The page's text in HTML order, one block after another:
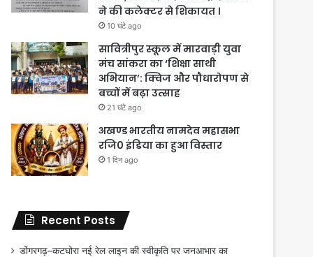
ने की कलेक्टर से शिकायत ।
10 घंटे ago
सावित्रीपुर स्कूल में मारवाड़ी युवा
मंच सांकरा का ‘शिक्षा साथी
अभियान’: क्विज और पौधारोपण से
बच्चों में बढ़ा उत्साह
21 घंटे ago
अखण्ड भारतीय नामदेव महासभा
रजि0 इंडिया का हुआ विस्तार
1 दिन ago
Recent Posts
डोंगरगढ़–कटघोरा नई रेल लाइन की स्वीकृति पर जनआभार का